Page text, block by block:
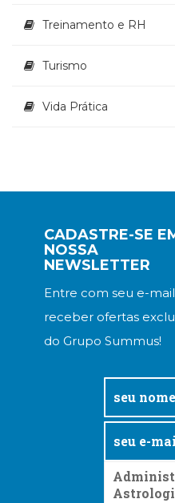
Treinamento e RH
Turismo
Vida Prática
CADASTRE-SE
NOSSA
NEWSLETTER
Entre com seu e-
receber ofertas
do Grupo Summus!